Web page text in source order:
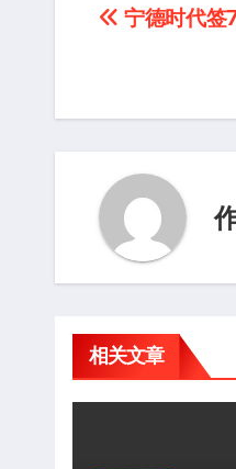
文
导
航
宁德时代签
相关文章